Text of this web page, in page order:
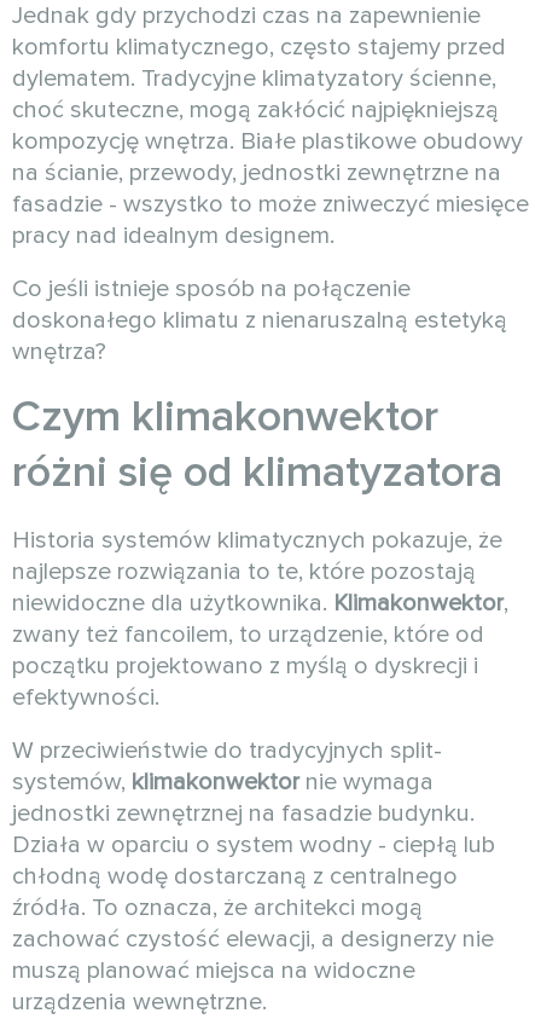
Jednak gdy przychodzi czas na zapewnienie
komfortu klimatycznego, często stajemy przed
dylematem. Tradycyjne klimatyzatory ścienne,
choć skuteczne, mogą zakłócić najpiękniejszą
kompozycję wnętrza. Białe plastikowe obudowy
na ścianie, przewody, jednostki zewnętrzne na
fasadzie - wszystko to może zniweczyć miesięce
pracy nad idealnym designem.
Co jeśli istnieje sposób na połączenie
doskonałego klimatu z nienaruszalną estetyką
wnętrza?
Czym klimakonwektor
różni się od klimatyzatora
Historia systemów klimatycznych pokazuje, że
najlepsze rozwiązania to te, które pozostają
niewidoczne dla użytkownika. Klimakonwektor,
zwany też fancoilem, to urządzenie, które od
początku projektowano z myślą o dyskrecji i
efektywności.
W przeciwieństwie do tradycyjnych split-
systemów, klimakonwektornie wymaga
jednostki zewnętrznej na fasadzie budynku.
Działa w oparciu o system wodny - ciepłą lub
chłodną wodę dostarczaną z centralnego
źródła. To oznacza, że architekci mogą
zachować czystość elewacji, a designerzy nie
muszą planować miejsca na widoczne
urządzenia wewnętrzne.